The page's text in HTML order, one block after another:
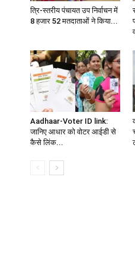
त्रि-स्तरीय पंचायत उप निर्वाचन में
8 हजार 52 मतदाताओं ने किया...
Aadhaar-Voter ID link:
जानिए आधार को वोटर आईडी से
कैसे लिंक...